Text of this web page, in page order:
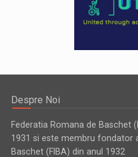
Despre Noi
Federatia Romana de Baschet
1931 si este membru fondator
Baschet (FIBA) din anul 1932